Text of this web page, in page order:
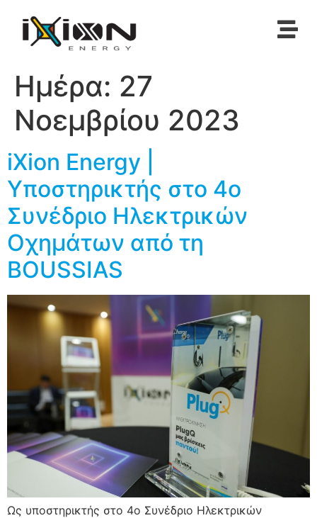
Ημέρα: 27
Νοεμβρίου 2023
iXion Energy |
Υποστηρικτής στο 4ο
Συνέδριο Ηλεκτρικών
Οχημάτων από τη
BOUSSIAS
Ως υποστηρικτής στο 4ο Συνέδριο Ηλεκτρικών